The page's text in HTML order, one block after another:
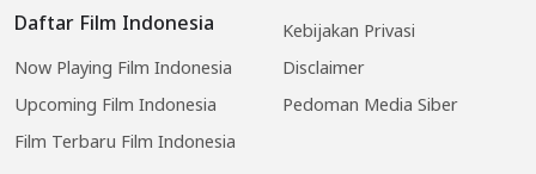
Daftar Film Indonesia
Now Playing Film Indonesia
Upcoming Film Indonesia
Film Terbaru Film Indonesia
Kebijakan Privasi
Disclaimer
Pedoman Media Siber